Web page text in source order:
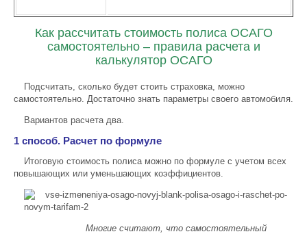
Как рассчитать стоимость полиса ОСАГО
самостоятельно – правила расчета и
калькулятор ОСАГО
Подсчитать, сколько будет стоить страховка, можно
самостоятельно. Достаточно знать параметры своего автомобиля.
Вариантов расчета два.
1 способ. Расчет по формуле
Итоговую стоимость полиса можно по формуле с учетом всех
повышающих или уменьшающих коэффициентов.
Многие считают, что самостоятельный